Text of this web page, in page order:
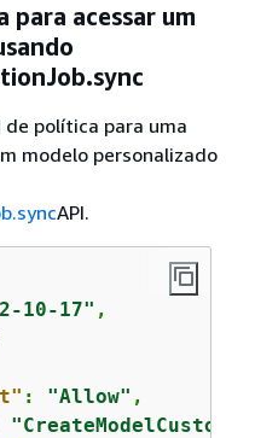
para acessar um
de política para uma
modelo personalizado
API.
10-17" ,
: "Allow" ,